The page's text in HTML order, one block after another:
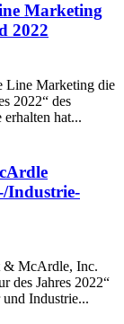
Marketing
2022
Line Marketing die
2022“ des
hat...
Industrie-
& McArdle, Inc.
des Jahres 2022“
Industrie...